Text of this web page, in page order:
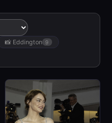
📸 Eddington 9